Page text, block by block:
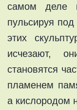
самом деле
пульсируя
этих
исчезают,
становятся
пламенем
а кислородом